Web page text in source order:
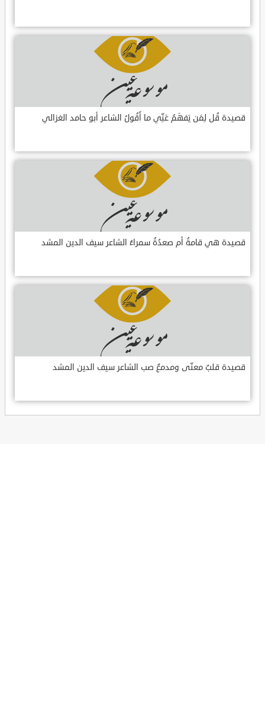
قصيدة قُل لِمَن يَفهَمُ عَنِّي ما أَقُولُ الشاعر أبو حامد الغزالي
قصيدة هي قامةُ أم صعدُةُ سمراءُ الشاعر سيف الدين المشد
قصيدة قلبٌ معنّى ومدمعٌ صب الشاعر سيف الدين المشد